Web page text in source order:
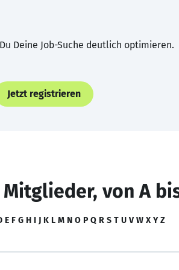
Deine Job-Suche deutlich optimieren.
Jetzt registrieren
Mitglieder, von A
E F G H I J K L M N O P Q R S T U V W X Y Z